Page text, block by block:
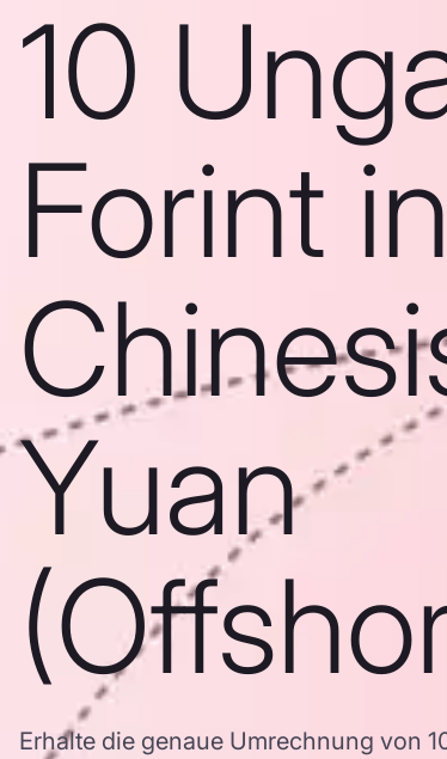
10
Forint in
Yuan
Erhalte die genaue Umrechnung von